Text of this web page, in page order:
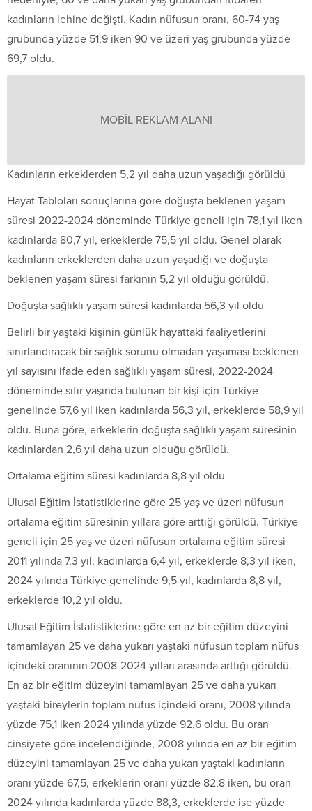
kadınların lehine değişti. Kadın nüfusun oranı, 60-74 yaş
grubunda yüzde 51,9 iken 90 ve üzeri yaş grubunda yüzde
69,7 oldu.
MOBİL REKLAM ALANI
Kadınların erkeklerden 5,2 yıl daha uzun yaşadığı görüldü
Hayat Tabloları sonuçlarına göre doğuşta beklenen yaşam
süresi 2022-2024 döneminde Türkiye geneli için 78,1 yıl iken
kadınlarda 80,7 yıl, erkeklerde 75,5 yıl oldu. Genel olarak
kadınların erkeklerden daha uzun yaşadığı ve doğuşta
beklenen yaşam süresi farkının 5,2 yıl olduğu görüldü.
Doğuşta sağlıklı yaşam süresi kadınlarda 56,3 yıl oldu
Belirli bir yaştaki kişinin günlük hayattaki faaliyetlerini
sınırlandıracak bir sağlık sorunu olmadan yaşaması beklenen
yıl sayısını ifade eden sağlıklı yaşam süresi, 2022-2024
döneminde sıfır yaşında bulunan bir kişi için Türkiye
genelinde 57,6 yıl iken kadınlarda 56,3 yıl, erkeklerde 58,9 yıl
oldu. Buna göre, erkeklerin doğuşta sağlıklı yaşam süresinin
kadınlardan 2,6 yıl daha uzun olduğu görüldü.
Ortalama eğitim süresi kadınlarda 8,8 yıl oldu
Ulusal Eğitim İstatistiklerine göre 25 yaş ve üzeri nüfusun
ortalama eğitim süresinin yıllara göre arttığı görüldü. Türkiye
geneli için 25 yaş ve üzeri nüfusun ortalama eğitim süresi
2011 yılında 7,3 yıl, kadınlarda 6,4 yıl, erkeklerde 8,3 yıl iken,
2024 yılında Türkiye genelinde 9,5 yıl, kadınlarda 8,8 yıl,
erkeklerde 10,2 yıl oldu.
Ulusal Eğitim İstatistiklerine göre en az bir eğitim düzeyini
tamamlayan 25 ve daha yukarı yaştaki nüfusun toplam nüfus
içindeki oranının 2008-2024 yılları arasında arttığı görüldü.
En az bir eğitim düzeyini tamamlayan 25 ve daha yukarı
yaştaki bireylerin toplam nüfus içindeki oranı, 2008 yılında
yüzde 75,1 iken 2024 yılında yüzde 92,6 oldu. Bu oran
cinsiyete göre incelendiğinde, 2008 yılında en az bir eğitim
düzeyini tamamlayan 25 ve daha yukarı yaştaki kadınların
oranı yüzde 67,5, erkeklerin oranı yüzde 82,8 iken, bu oran
2024 yılında kadınlarda yüzde 88,3, erkeklerde ise yüzde